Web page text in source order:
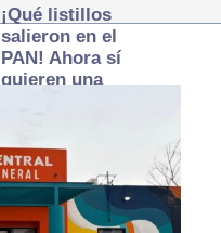
¡Qué listillos
salieron en el
PAN! Ahora sí
quieren una
transexenal